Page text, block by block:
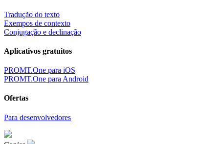
Tradução do texto
Exempos de contexto
Conjugação e declinação
Aplicativos gratuitos
PROMT.One para iOS
PROMT.One para Android
Ofertas
Para desenvolvedores